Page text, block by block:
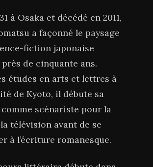
à Osaka et décédé en 2011,
a façonné le paysage
fiction japonaise
de cinquante ans.
études en arts et lettres à
de Kyoto, il débute sa
scénariste pour la
télévision avant de se
à l’écriture romanesque.